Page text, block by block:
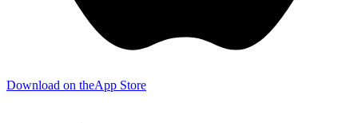
Download on theApp Store